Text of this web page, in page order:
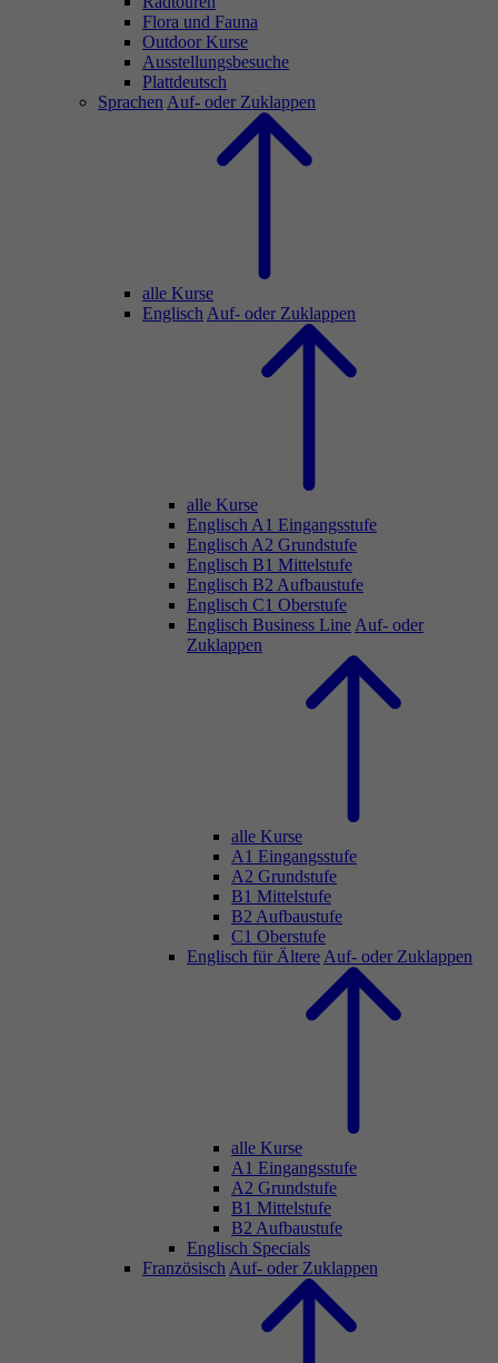
Flora und Fauna
Outdoor Kurse
Ausstellungsbesuche
Plattdeutsch
Sprachen Auf- oder Zuklappen
alle Kurse
Englisch Auf- oder Zuklappen
alle Kurse
Englisch A1 Eingangsstufe
Englisch A2 Grundstufe
Englisch B1 Mittelstufe
Englisch B2 Aufbaustufe
Englisch C1 Oberstufe
Englisch Business Line Auf- oder
Zuklappen
alle Kurse
A1 Eingangsstufe
A2 Grundstufe
B1 Mittelstufe
B2 Aufbaustufe
C1 Oberstufe
Englisch für Ältere Auf- oder Zuklappen
alle Kurse
A1 Eingangsstufe
A2 Grundstufe
B1 Mittelstufe
B2 Aufbaustufe
Englisch Specials
Französisch Auf- oder Zuklappen